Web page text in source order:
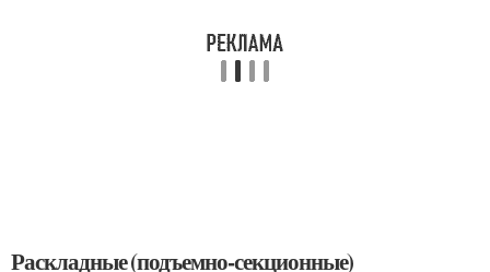
Раскладные (подъемно-секционные)